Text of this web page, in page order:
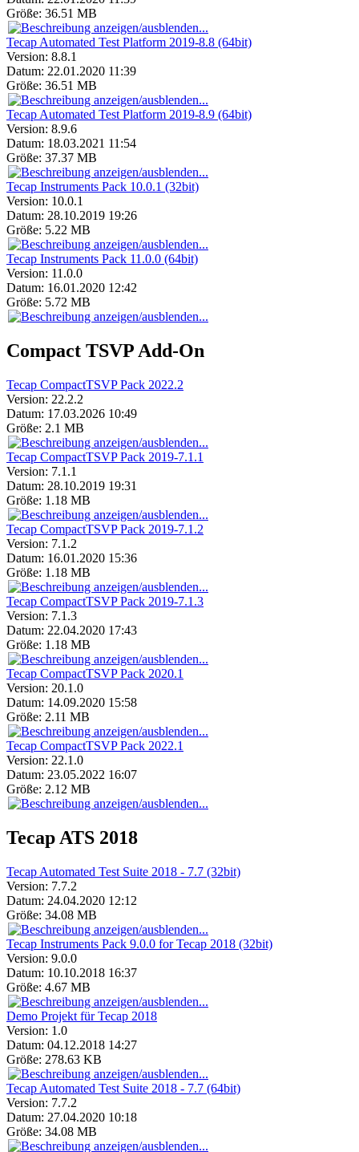
Größe: 36.51 MB
Tecap Automated Test Platform 2019-8.8 (64bit)
Version: 8.8.1
Datum: 22.01.2020 11:39
Größe: 36.51 MB
Tecap Automated Test Platform 2019-8.9 (64bit)
Version: 8.9.6
Datum: 18.03.2021 11:54
Größe: 37.37 MB
Tecap Instruments Pack 10.0.1 (32bit)
Version: 10.0.1
Datum: 28.10.2019 19:26
Größe: 5.22 MB
Tecap Instruments Pack 11.0.0 (64bit)
Version: 11.0.0
Datum: 16.01.2020 12:42
Größe: 5.72 MB
Compact TSVP Add-On
Tecap CompactTSVP Pack 2022.2
Version: 22.2.2
Datum: 17.03.2026 10:49
Größe: 2.1 MB
Tecap CompactTSVP Pack 2019-7.1.1
Version: 7.1.1
Datum: 28.10.2019 19:31
Größe: 1.18 MB
Tecap CompactTSVP Pack 2019-7.1.2
Version: 7.1.2
Datum: 16.01.2020 15:36
Größe: 1.18 MB
Tecap CompactTSVP Pack 2019-7.1.3
Version: 7.1.3
Datum: 22.04.2020 17:43
Größe: 1.18 MB
Tecap CompactTSVP Pack 2020.1
Version: 20.1.0
Datum: 14.09.2020 15:58
Größe: 2.11 MB
Tecap CompactTSVP Pack 2022.1
Version: 22.1.0
Datum: 23.05.2022 16:07
Größe: 2.12 MB
Tecap ATS 2018
Tecap Automated Test Suite 2018 - 7.7 (32bit)
Version: 7.7.2
Datum: 24.04.2020 12:12
Größe: 34.08 MB
Tecap Instruments Pack 9.0.0 for Tecap 2018 (32bit)
Version: 9.0.0
Datum: 10.10.2018 16:37
Größe: 4.67 MB
Demo Projekt für Tecap 2018
Version: 1.0
Datum: 04.12.2018 14:27
Größe: 278.63 KB
Tecap Automated Test Suite 2018 - 7.7 (64bit)
Version: 7.7.2
Datum: 27.04.2020 10:18
Größe: 34.08 MB